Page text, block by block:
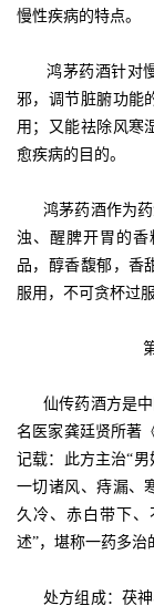
慢性疾病的特点。
鸿茅药酒针对慢
邪，调节脏腑功能
用；又能祛除风寒
愈疾病的目的。
鸿茅药酒作为药
浊、醒脾开胃的香
品，醇香馥郁，香
服用，不可贪杯过服
仙传药酒方是中
名医家龚廷贤所著
记载：此方主治“男
一切诸风、痔漏、
久冷、赤白带下
述”，堪称一药多治
处方组成：茯神